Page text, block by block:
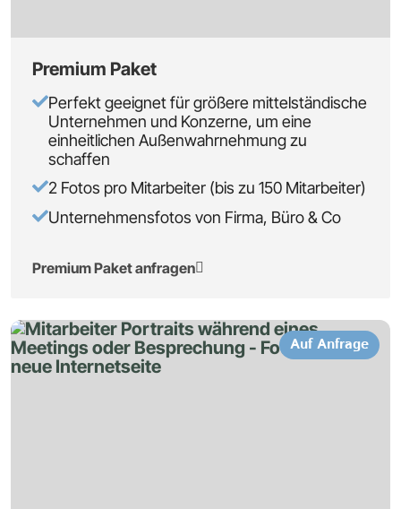
Premium Paket
Perfekt geeignet für größere mittelständische
Unternehmen und Konzerne, um eine
einheitlichen Außenwahrnehmung zu
schaffen
2 Fotos pro Mitarbeiter (bis zu 150 Mitarbeiter)
Unternehmensfotos von Firma, Büro & Co
Premium Paket anfragen
Auf Anfrage